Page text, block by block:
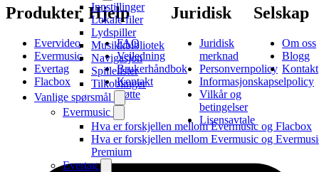
Innstillinger
Lokale filer
Lydspiller
Musikkbibliotek
Navigasjon
Spillelister
Tilkoblinger
Vanlige spørsmål
Evermusic
Hva er forskjellen mellom Evermusic og Flacbox
Hva er forskjellen mellom Evermusic og
Premium
Evertag
Produkter
Evervideo
Evermusic
Evertag
Flacbox
Hjelp
FAQ
Veiledning
Brukerhåndbok
Kontakt
støtte
Juridisk
Juridisk
merknad
Personvernpolicy
Informasjonskapselpolicy
Vilkår og
betingelser
Lisensavtale
Selskap
Om oss
Blogg
Kontakt